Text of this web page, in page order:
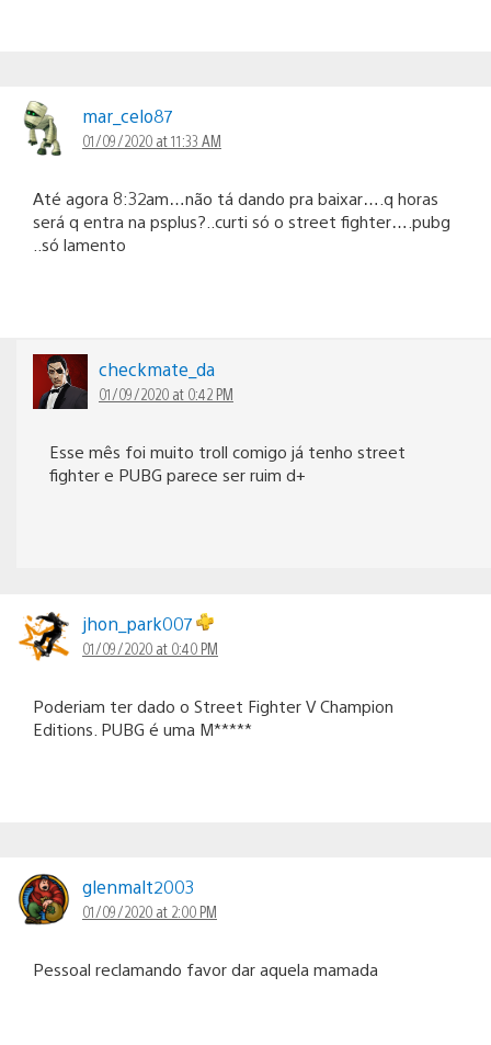
mar_celo87
01/09/2020 at 11:33 AM
Até agora 8:32am…não tá dando pra baixar….q horas
será q entra na psplus?..curti só o street fighter….pubg
..só lamento
checkmate_da
01/09/2020 at 0:42 PM
Esse mês foi muito troll comigo já tenho street
fighter e PUBG parece ser ruim d+
jhon_park007
01/09/2020 at 0:40 PM
Poderiam ter dado o Street Fighter V Champion
Editions. PUBG é uma M*****
glenmalt2003
01/09/2020 at 2:00 PM
Pessoal reclamando favor dar aquela mamada